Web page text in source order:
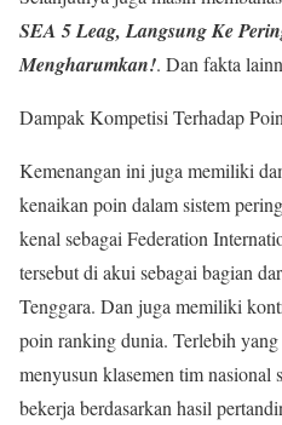
SEA 5 Leag, Langsung Ke
Mengharumkan!. Dan fakta
Dampak Kompetisi Terhadap
Kemenangan ini juga memiliki
kenaikan poin dalam sistem
kenal sebagai Federation
tersebut di akui sebagai bagian
Tenggara. Dan juga memiliki
poin ranking dunia. Terlebih
menyusun klasemen tim
bekerja berdasarkan hasil